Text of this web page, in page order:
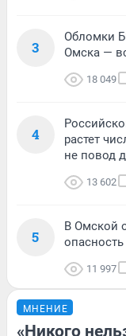
3
Обломки
Омска —
18 049
4
растет
не повод
13 602
5
В Омской
11 997
МНЕНИЕ
«Никого